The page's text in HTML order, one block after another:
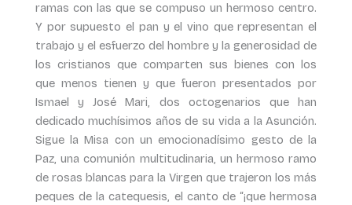
ramas con las que se compuso un hermoso centro.
Y por supuesto el pan y el vino que representan el
trabajo y el esfuerzo del hombre y la generosidad de
los cristianos que comparten sus bienes con los
que menos tienen y que fueron presentados por
Ismael y José Mari, dos octogenarios que han
dedicado muchísimos años de su vida a la Asunción.
Sigue la Misa con un emocionadísimo gesto de la
Paz, una comunión multitudinaria, un hermoso ramo
de rosas blancas para la Virgen que trajeron los más
peques de la catequesis, el canto de “¡que hermosa